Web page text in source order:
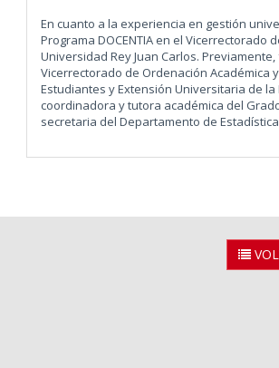
En cuanto a la experiencia en gestión
Programa DOCENTIA en el
Universidad Rey Juan Carlos.
Vicerrectorado de Ordenación Académica
Estudiantes y Extensión Universitaria de la
coordinadora y tutora académica del
secretaria del Departamento de Estadística